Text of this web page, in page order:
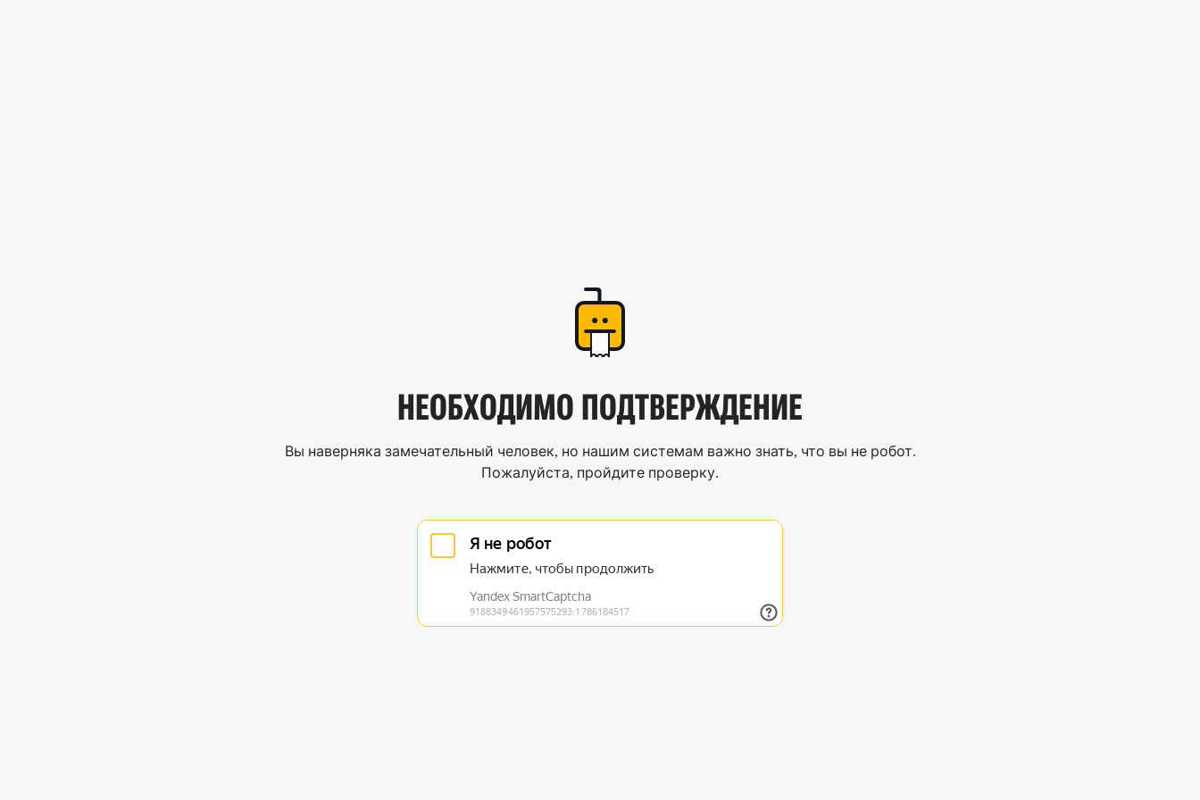
НЕОБХОДИМО ПОДТВЕРЖДЕНИЕ
Вы наверняка замечательный человек, но нашим системам важно знать, что вы не робот.
Пожалуйста, пройдите проверку.